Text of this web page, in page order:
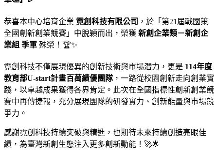
恭喜本中心培育企業 霓創科技有限公司 ，於「第21屆戰國策
全國創新創業競賽」中脫穎而出，榮獲 新創企業類－新創企
業組 季軍 殊榮！🏆✨
霓創科技不僅展現優異的創新技術與市場潛力，更是 114年度
教育部U-start計畫百萬績優團隊，一路從校園創新走向創業實
踐，以卓越成果獲得各界肯定。此次在全國指標性創新創業競
賽中再傳捷報，充分展現團隊的研發實力、創新能量與市場競
爭力。
感謝霓創科技持續突破與精進，也期待未來持續創造亮眼佳
績，為臺灣新創生態注入更多創新動能！🚀🌟